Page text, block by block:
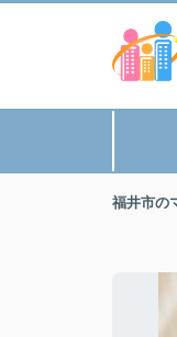
福井市の